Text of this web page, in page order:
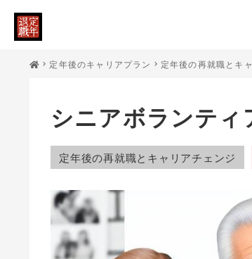
定年後のキャリアプラン 定年後の再就職とキ
シニアボランティ
定年後の再就職とキャリアチェンジ